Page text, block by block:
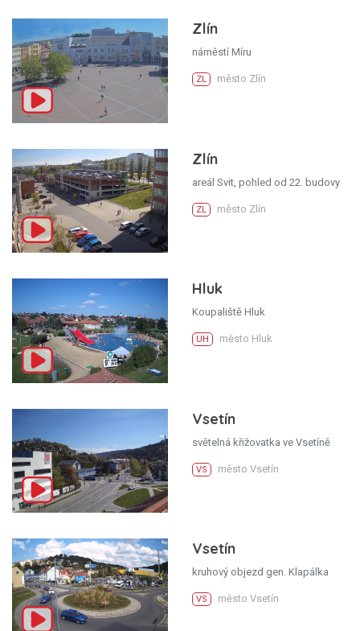
Zlín
náměstí Míru
ZL město Zlín
Zlín
areál Svit, pohled od 22. budovy
ZL město Zlín
Hluk
Koupaliště Hluk
UH město Hluk
Vsetín
světelná křižovatka ve Vsetíně
VS město Vsetín
Vsetín
kruhový objezd gen. Klapálka
VS město Vsetín